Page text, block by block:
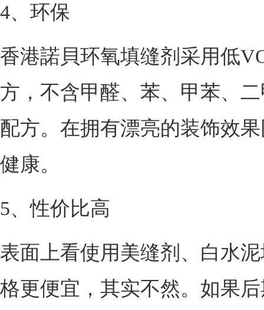
4、环保
香港諾貝环氧填缝剂采用低
方，不含甲醛、苯、甲苯、
配方。在拥有漂亮的装饰效
健康。
5、性价比高
表面上看使用美缝剂、白水
格更便宜，其实不然。如果